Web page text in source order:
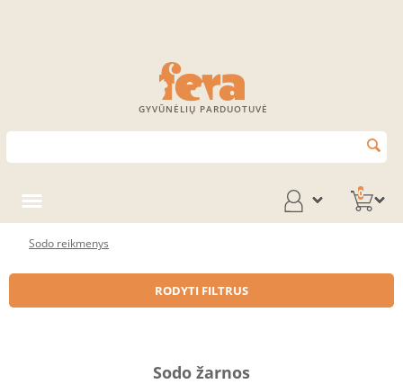
GYVŪNĖLIŲ PARDUOTUVĖ
0
Sodo reikmenys
RODYTI FILTRUS
Sodo žarnos